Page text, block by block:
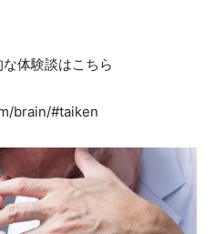
体験談はこちら
brain/#taiken